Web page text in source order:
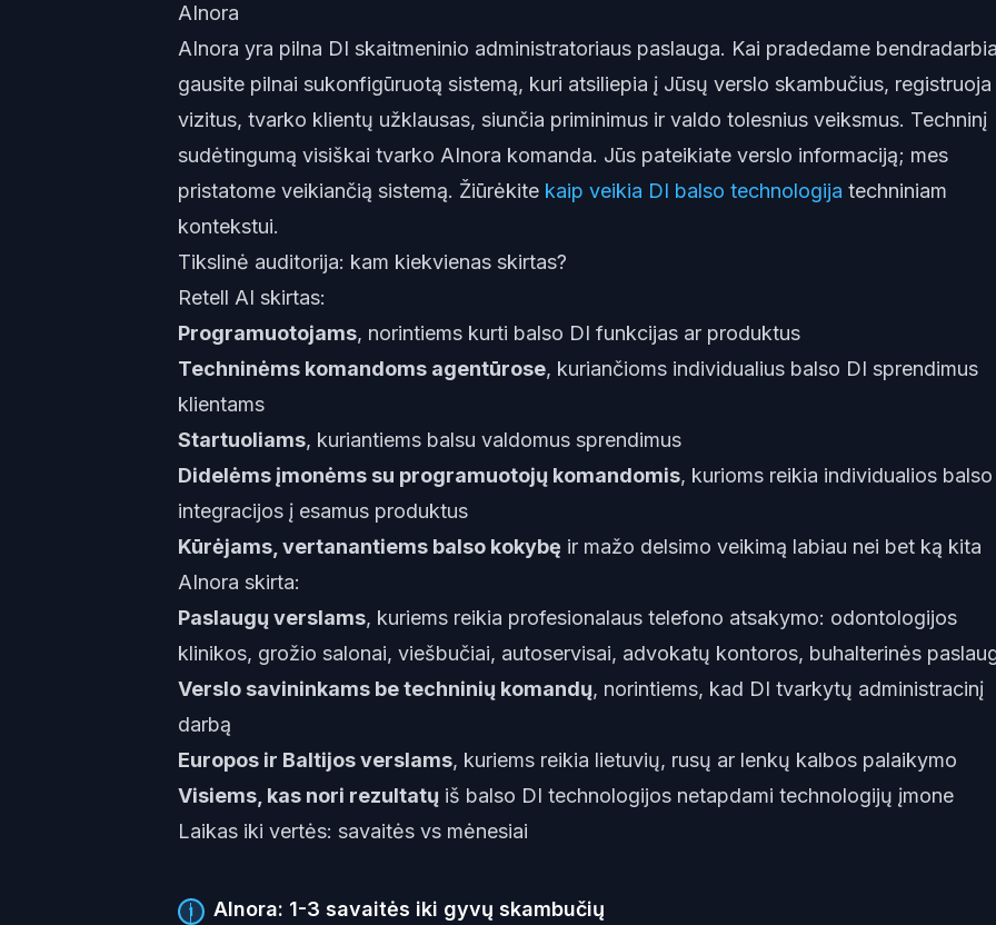
AInora
AInora yra pilna DI skaitmeninio administratoriaus paslauga. Kai pradedame
gausite pilnai sukonfigūruotą sistemą, kuri atsiliepia į Jūsų verslo skambučius, registruoja
vizitus, tvarko klientų užklausas, siunčia priminimus ir valdo tolesnius veiksmus. Techninį
sudėtingumą visiškai tvarko AInora komanda. Jūs pateikiate verslo informaciją; mes
pristatome veikiančią sistemą. Žiūrėkite kaip veikia DI balso technologija techniniam
kontekstui.
Tikslinė auditorija: kam kiekvienas skirtas?
Retell AI skirtas:
Programuotojams, norintiems kurti balso DI funkcijas ar produktus
Techninėms komandoms agentūrose, kuriančioms individualius balso DI sprendimus
klientams
Startuoliams, kuriantiems balsu valdomus sprendimus
Didelėms įmonėms su programuotojų komandomis, kurioms reikia individualios
integracijos į esamus produktus
Kūrėjams, vertanantiems balso kokybę ir mažo delsimo veikimą labiau nei bet ką kita
AInora skirta:
Paslaugų verslams, kuriems reikia profesionalaus telefono atsakymo: odontologijos
klinikos, grožio salonai, viešbučiai, autoservisai, advokatų kontoros, buhalterinės
Verslo savininkams be techninių komandų, norintiems, kad DI tvarkytų administracinį
darbą
Europos ir Baltijos verslams, kuriems reikia lietuvių, rusų ar lenkų kalbos palaikymo
Visiems, kas nori rezultatų iš balso DI technologijos netapdami technologijų įmone
Laikas iki vertės: savaitės vs mėnesiai
1 AInora: 1-3 savaitės iki gyvų skambučių